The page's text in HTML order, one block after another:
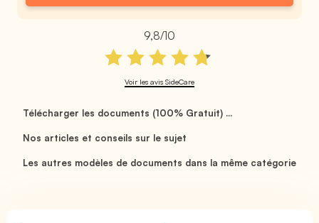
9,8/10
Voir les avis SideCare
Télécharger les documents (100% Gratuit) ...
Nos articles et conseils sur le sujet
Les autres modèles de documents dans la même catégorie